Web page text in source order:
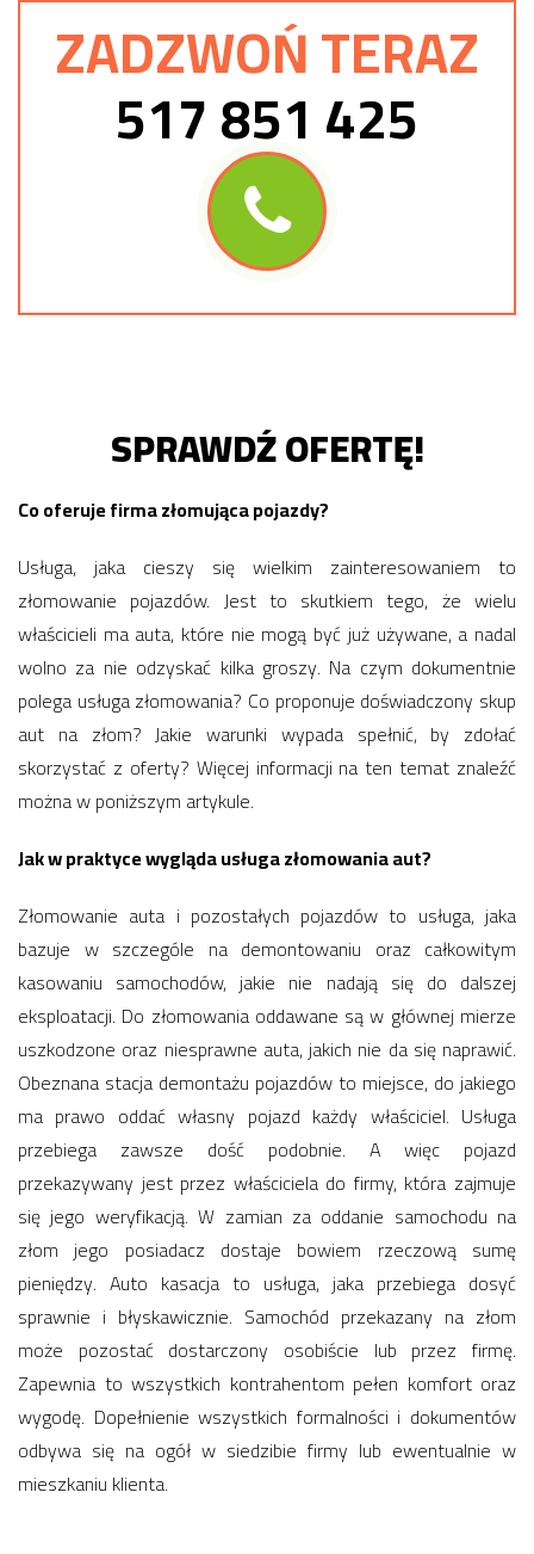
ZADZWOŃ TERAZ
517 851 425
SPRAWDŹ OFERTĘ!
Co oferuje firma złomująca pojazdy?
Usługa, jaka cieszy się wielkim zainteresowaniem to
złomowanie pojazdów. Jest to skutkiem tego, że wielu
właścicieli ma auta, które nie mogą być już używane, a nadal
wolno za nie odzyskać kilka groszy. Na czym dokumentnie
polega usługa złomowania? Co proponuje doświadczony skup
aut na złom? Jakie warunki wypada spełnić, by zdołać
skorzystać z oferty? Więcej informacji na ten temat znaleźć
można w poniższym artykule.
Jak w praktyce wygląda usługa złomowania aut?
Złomowanie auta i pozostałych pojazdów to usługa, jaka
bazuje w szczególe na demontowaniu oraz całkowitym
kasowaniu samochodów, jakie nie nadają się do dalszej
eksploatacji. Do złomowania oddawane są w głównej mierze
uszkodzone oraz niesprawne auta, jakich nie da się naprawić.
Obeznana stacja demontażu pojazdów to miejsce, do jakiego
ma prawo oddać własny pojazd każdy właściciel. Usługa
przebiega zawsze dość podobnie. A więc pojazd
przekazywany jest przez właściciela do firmy, która zajmuje
się jego weryfikacją. W zamian za oddanie samochodu na
złom jego posiadacz dostaje bowiem rzeczową sumę
pieniędzy. Auto kasacja to usługa, jaka przebiega dosyć
sprawnie i błyskawicznie. Samochód przekazany na złom
może pozostać dostarczony osobiście lub przez firmę.
Zapewnia to wszystkich kontrahentom pełen komfort oraz
wygodę. Dopełnienie wszystkich formalności i dokumentów
odbywa się na ogół w siedzibie firmy lub ewentualnie w
mieszkaniu klienta.